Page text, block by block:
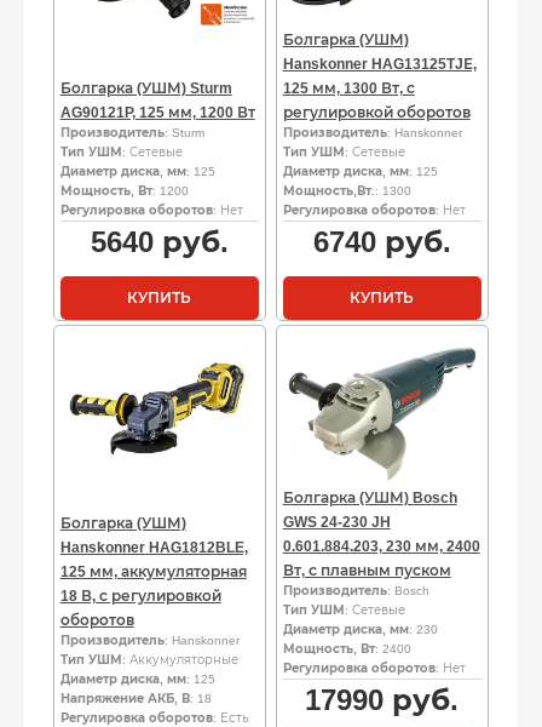
Болгарка (УШМ) Sturm
AG90121P, 125 мм, 1200 Вт
Производитель: Sturm
Тип УШМ : Сетевые
Диаметр диска, мм: 125
Мощность, Вт: 1200
Регулировка оборотов: Нет
5640руб.
КУПИТЬ
Болгарка (УШМ)
Hanskonner HAG13125TJЕ,
125 мм, 1300 Вт, с
регулировкой оборотов
Производитель: Hanskonner
Тип УШМ : Сетевые
Диаметр диска, мм: 125
Мощность,Вт. : 1300
Регулировка оборотов: Нет
6740руб.
КУПИТЬ
Болгарка (УШМ)
Hanskonner HAG1812BLE,
125 мм, аккумуляторная
18 В, с регулировкой
оборотов
Производитель: Hanskonner
Тип УШМ : Аккумуляторные
Диаметр диска, мм: 125
Напряжение АКБ, В: 18
Регулировка оборотов: Есть
Болгарка (УШМ) Bosch
GWS 24-230 JH
0.601.884.203, 230 мм, 2400
Вт, с плавным пуском
Производитель: Bosch
Тип УШМ : Сетевые
Диаметр диска, мм: 230
Мощность, Вт: 2400
Регулировка оборотов: Нет
17990 руб.